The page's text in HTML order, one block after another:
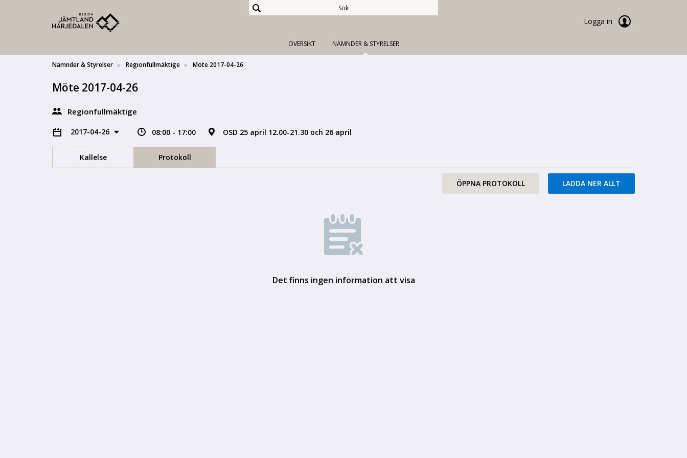
Logga in
ÖVERSIKT NÄMNDER & STYRELSER
Nämnder & Styrelser Regionfullmäktige Möte 2017-04-26
Möte 2017-04-26
Regionfullmäktige
2017-04-26 08:00 - 17:00 OSD 25 april 12.00-21.30 och 26 april
Kallelse Protokoll
ÖPPNA PROTOKOLL LADDA NER ALLT
Det finns ingen information att visa